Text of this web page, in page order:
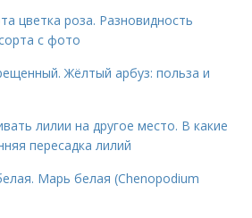
цветка роза. Разновидность
с фото
Жёлтый арбуз: польза и
лилии на другое место. В какие
пересадка лилий
Марь белая (Chenopodium